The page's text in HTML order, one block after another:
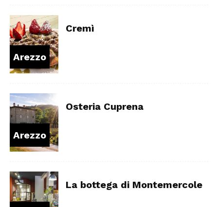
Arezzo
Cremì
Arezzo
Osteria Cuprena
La bottega di Montemercole